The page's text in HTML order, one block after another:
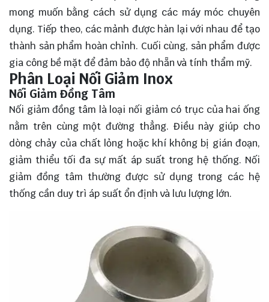
mong muốn bằng cách sử dụng các máy móc chuyên
dụng. Tiếp theo, các mảnh được hàn lại với nhau để tạo
thành sản phẩm hoàn chỉnh. Cuối cùng, sản phẩm được
gia công bề mặt để đảm bảo độ nhẵn và tính thẩm mỹ.
Phân Loại Nối Giảm Inox
Nối Giảm Đồng Tâm
Nối giảm đồng tâm là loại nối giảm có trục của hai ống
nằm trên cùng một đường thẳng. Điều này giúp cho
dòng chảy của chất lỏng hoặc khí không bị gián đoạn,
giảm thiểu tối đa sự mất áp suất trong hệ thống. Nối
giảm đồng tâm thường được sử dụng trong các hệ
thống cần duy trì áp suất ổn định và lưu lượng lớn.